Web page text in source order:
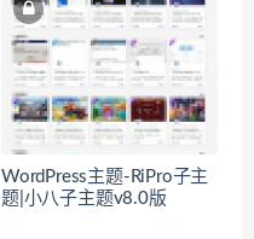
WordPress主题-RiPro子主
题|小八子主题v8.0版